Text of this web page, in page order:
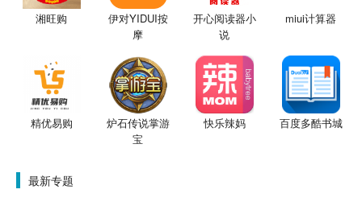
湘旺购
伊对YIDUI按
摩
开心阅读器小
说
miui计算器
精优易购
炉石传说掌游
宝
快乐辣妈 百度多酷书城
最新专题